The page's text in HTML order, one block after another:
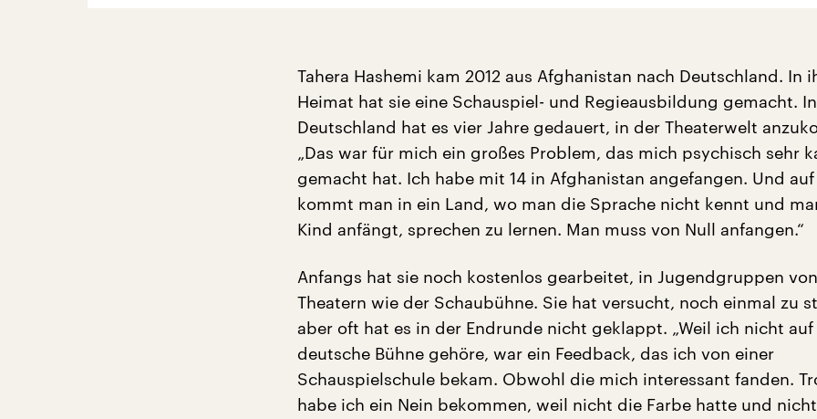
Tahera Hashemi kam 2012 aus Afghanistan nach Deutschland. In
Heimat hat sie eine Schauspiel- und Regieausbildung gemacht. In
Deutschland hat es vier Jahre gedauert, in der Theaterwelt
„Das war für mich ein großes Problem, das mich psychisch sehr
gemacht hat. Ich habe mit 14 in Afghanistan angefangen. Und
kommt man in ein Land, wo man die Sprache nicht kennt und
Kind anfängt, sprechen zu lernen. Man muss von Null anfangen.“
Anfangs hat sie noch kostenlos gearbeitet, in Jugendgruppen von
Theatern wie der Schaubühne. Sie hat versucht, noch einmal zu
aber oft hat es in der Endrunde nicht geklappt. „Weil ich nicht
deutsche Bühne gehöre, war ein Feedback, das ich von einer
Schauspielschule bekam. Obwohl die mich interessant fanden.
habe ich ein Nein bekommen, weil nicht die Farbe hatte und